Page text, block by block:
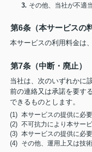
3. その他、当社が不適
第6条（本サービスの
本サービスの利用料金は
第7条（中断・廃止）
当社は、次のいずれかに
前の連絡又は承諾を要す
できるものとします。
(1) 本サービスの提供に必
(2) 不可抗力により本サー
(3) 本サービスの提供に必
(4) その他、運用上又は技